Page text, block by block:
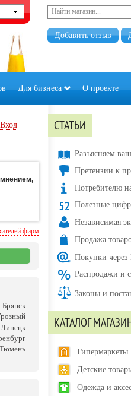
Добавить отзыв
Для бизнеса О проекте
Вход
фирм
Брянск
Липецк
Тюмень
СТАТЬИ
Разъясняем
Претензии к
Потребителю
Полезные
Независимая
Продажа
Покупки через
Распродажи и
Законы и
КАТАЛОГ
Гипермаркеты
Детские
Одежда и